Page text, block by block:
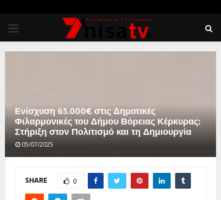
PRIMARY
MENU
Ενίσχυση 65.000€ στις Δημοτικές
Φιλαρμονικές του Δήμου Βόρειας Κέρκυρας:
Στήριξη στον Πολιτισμό και τη Δημιουργία
05/07/2025
SHARE 0